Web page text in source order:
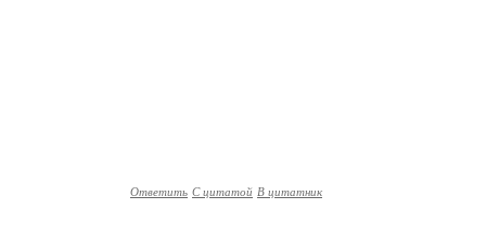
Ответить С цитатой В цитатник